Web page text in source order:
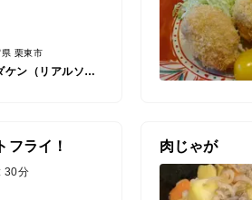
県 栗東市
ワダケン（リアルソイルハウス）
フライ！
30分
肉じゃが